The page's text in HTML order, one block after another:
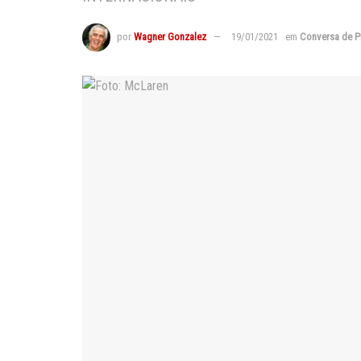
por Wagner Gonzalez 19/01/2021 em Conversa de